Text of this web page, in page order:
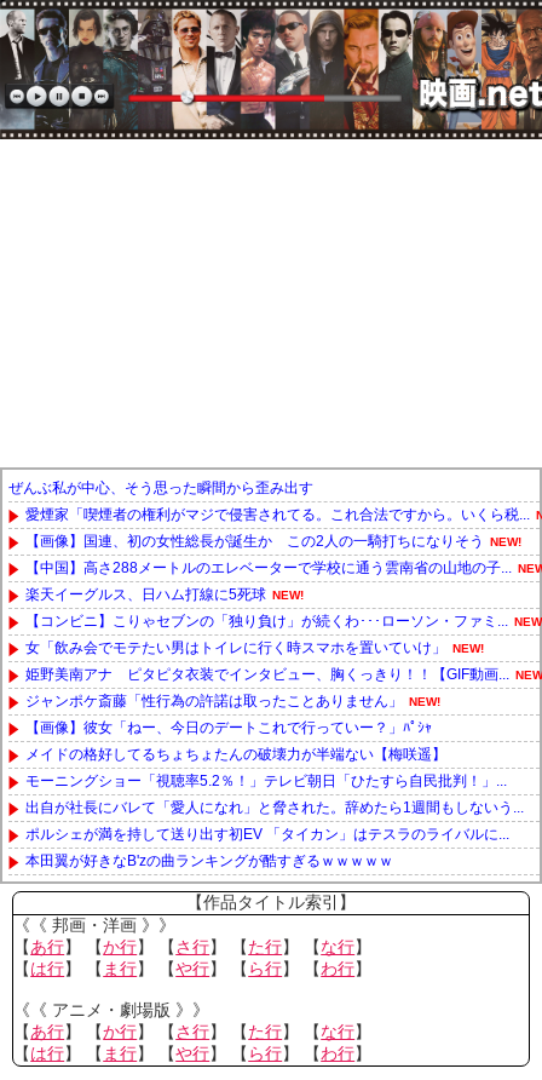
ぜんぶ私が中心、そう思った瞬間から歪み出す
愛煙家「喫煙者の権利がマジで侵害されてる。これ合法ですから。いくら税...
【画像】国連、初の女性総長が誕生か この2人の一騎打ちになりそう NEW!
【中国】高さ288メートルのエレベーターで学校に通う雲南省の山地の子...
楽天イーグルス、日ハム打線に5死球 NEW!
【コンビニ】こりゃセブンの「独り負け」が続くわ･･･ローソン・ファミ...
女「飲み会でモテたい男はトイレに行く時スマホを置いていけ」 NEW!
姫野美南アナ ピタピタ衣装でインタビュー、胸くっきり！！【GIF動画...
ジャンポケ斎藤「性行為の許諾は取ったことありません」 NEW!
【画像】彼女「ねー、今日のデートこれで行っていー？」ﾊﾟｼｬ
メイドの格好してるちょちょたんの破壊力が半端ない【梅咲遥】
モーニングショー「視聴率5.2％！」テレビ朝日「ひたすら自民批判！」...
出自が社長にバレて「愛人になれ」と脅された。辞めたら1週間もしないう...
ポルシェが満を持して送り出す初EV 「タイカン」はテスラのライバルに...
本田翼が好きなB'zの曲ランキングが酷すぎるｗｗｗｗｗ
Powered by livedoor 相互RSS
【作品タイトル索引】
《《 邦画・洋画 》》
【あ行】 【か行】 【さ行】 【た行】 【な行】
【は行】 【 ま行】 【や行】 【 ら行】 【わ行】
《《 アニメ・劇場版 》》
【あ行】 【か行】 【さ行】 【た行】 【な行】
【は行】 【 ま行】 【や行】 【 ら行】 【わ行】